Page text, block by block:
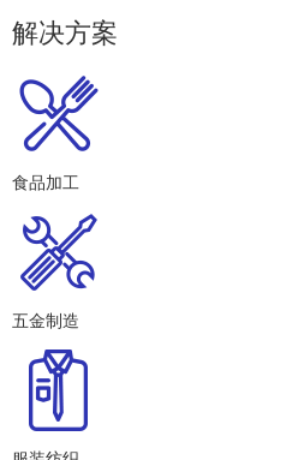
解决方案
食品加工
五金制造